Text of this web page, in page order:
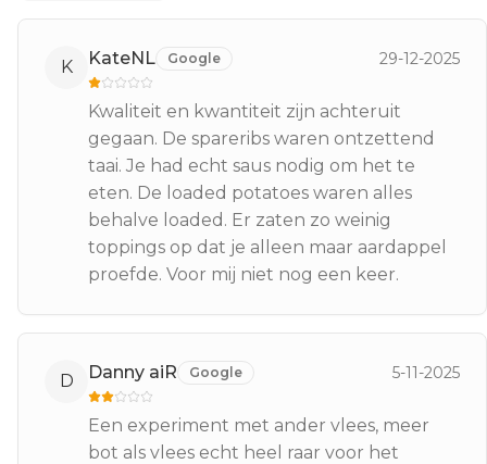
K KateNL Google 29-12-2025
Kwaliteit en kwantiteit zijn achteruit
gegaan. De spareribs waren ontzettend
taai. Je had echt saus nodig om het te
eten. De loaded potatoes waren alles
behalve loaded. Er zaten zo weinig
toppings op dat je alleen maar aardappel
proefde. Voor mij niet nog een keer.
D Danny aiR Google 5-11-2025
Een experiment met ander vlees, meer
bot als vlees echt heel raar voor het